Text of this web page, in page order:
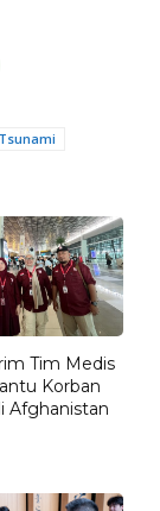
Tsunami
Tim Medis
Korban
Afghanistan